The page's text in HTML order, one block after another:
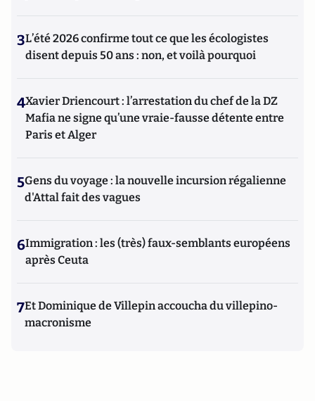
3L’été 2026 confirme tout ce que les écologistes
disent depuis 50 ans : non, et voilà pourquoi
4Xavier Driencourt : l’arrestation du chef de la DZ
Mafia ne signe qu’une vraie-fausse détente entre
Paris et Alger
5Gens du voyage : la nouvelle incursion régalienne
d'Attal fait des vagues
6Immigration : les (très) faux-semblants européens
après Ceuta
7Et Dominique de Villepin accoucha du villepino-
macronisme